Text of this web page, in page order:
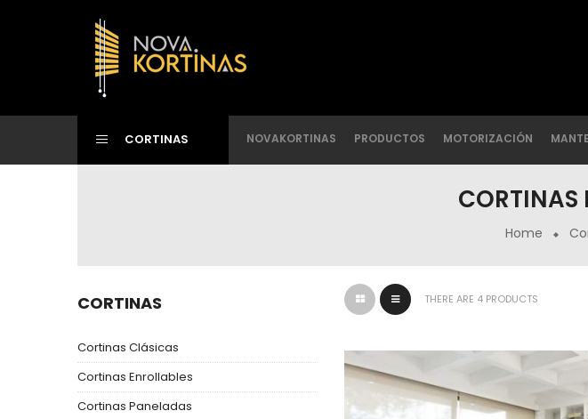
CORTINAS NOVAKORTINAS PRODUCTOS MOTORIZACIÓN
CORTINAS
Home
CORTINAS
Cortinas Clásicas
Cortinas Enrollables
Cortinas Paneladas
THERE ARE 4 PRODUCTS